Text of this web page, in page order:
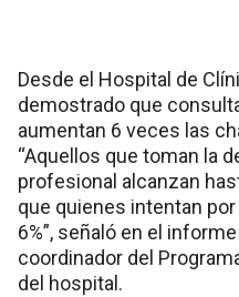
Desde el Hospital de
demostrado que
aumentan 6 veces las
“Aquellos que toman la
profesional alcanzan
que quienes intentan
6%”, señaló en el
coordinador del
del hospital.